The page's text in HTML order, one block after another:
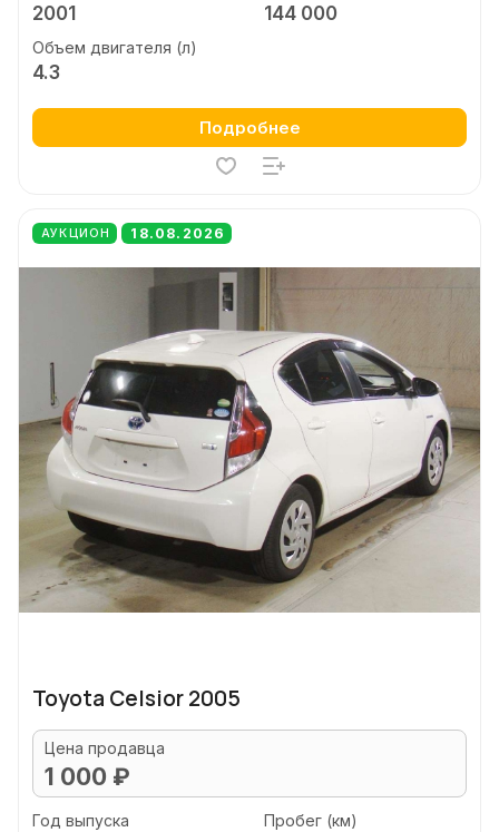
2001 144 000
Объем двигателя (л)
4.3
Подробнее
АУКЦИОН 18.08.2026
Toyota Celsior 2005
Цена продавца
1 000 ₽
Год выпуска Пробег (км)